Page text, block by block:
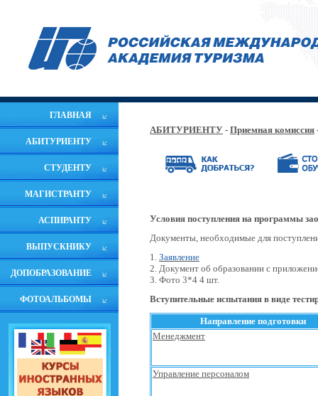
ГЛАВНАЯ
АБИТУРИЕНТУ
СТУДЕНТУ
МАГИСТРАНТУ
АСПИРАНТУ
ВЫПУСКНИКУ
ДОПОБРАЗОВАНИЕ
ФОТОАЛЬБОМЫ
АБИТУРИЕНТУ - Приемная комиссия
Условия поступления на программы
Документы, необходимые для
1. Заявление
2. Документ об образовании с
3. Фото 3*4 4 шт.
Вступительные испытания в виде
Направление подготовки
Менеджмент
Управление персоналом